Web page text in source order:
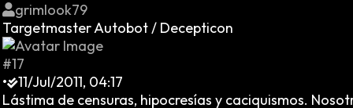
grimlook79
Targetmaster Autobot / Decepticon
#17
•
11/Jul/2011, 04:17
Lástima de censuras, hipocresías y caciquismos.